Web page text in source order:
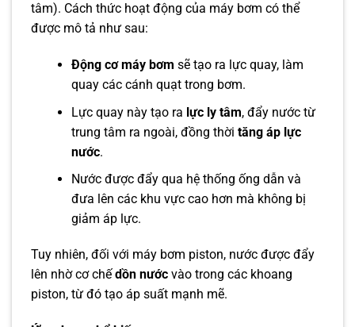
tâm). Cách thức hoạt động của máy bơm có thể
được mô tả như sau:
Động cơ máy bơm sẽ tạo ra lực quay, làm
quay các cánh quạt trong bơm.
Lực quay này tạo ra lực ly tâm, đẩy nước từ
trung tâm ra ngoài, đồng thời tăng áp lực
nước.
Nước được đẩy qua hệ thống ống dẫn và
đưa lên các khu vực cao hơn mà không bị
giảm áp lực.
Tuy nhiên, đối với máy bơm piston, nước được đẩy
lên nhờ cơ chếdồn nước vào trong các khoang
piston, từ đó tạo áp suất mạnh mẽ.